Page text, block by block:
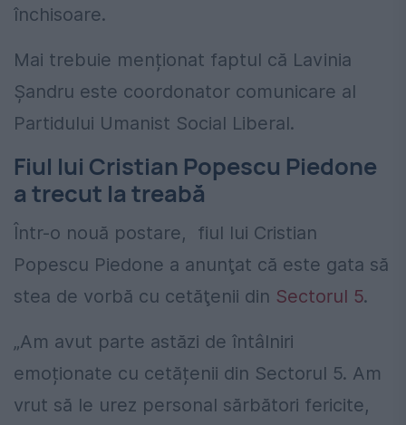
închisoare.
Mai trebuie menționat faptul că Lavinia
Șandru este coordonator comunicare al
Partidului Umanist Social Liberal.
Fiul lui Cristian Popescu Piedone
a trecut la treabă
Într-o nouă postare, fiul lui Cristian
Popescu Piedone a anunţat că este gata să
stea de vorbă cu cetăţenii din Sectorul 5.
„Am avut parte astăzi de întâlniri
emoționate cu cetățenii din Sectorul 5. Am
vrut să le urez personal sărbători fericite,